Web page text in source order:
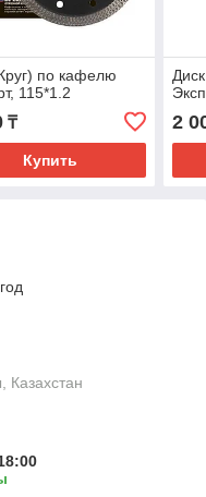
по кафелю
115*1.2
₸
Купить
2
Казахстан